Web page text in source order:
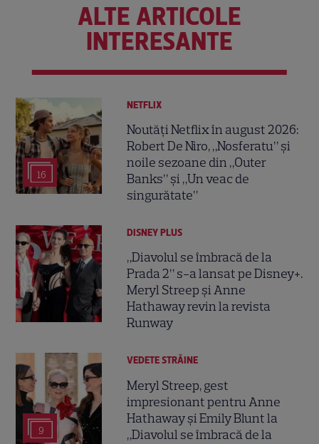
ALTE ARTICOLE
INTERESANTE
16
NETFLIX
Noutăți Netflix în august 2026:
Robert De Niro, „Nosferatu” și
noile sezoane din „Outer
Banks” și „Un veac de
singurătate”
DISNEY PLUS
„Diavolul se îmbracă de la
Prada 2” s-a lansat pe Disney+.
Meryl Streep și Anne
Hathaway revin la revista
Runway
9
VEDETE STRĂINE
Meryl Streep, gest
impresionant pentru Anne
Hathaway și Emily Blunt la
„Diavolul se îmbracă de la